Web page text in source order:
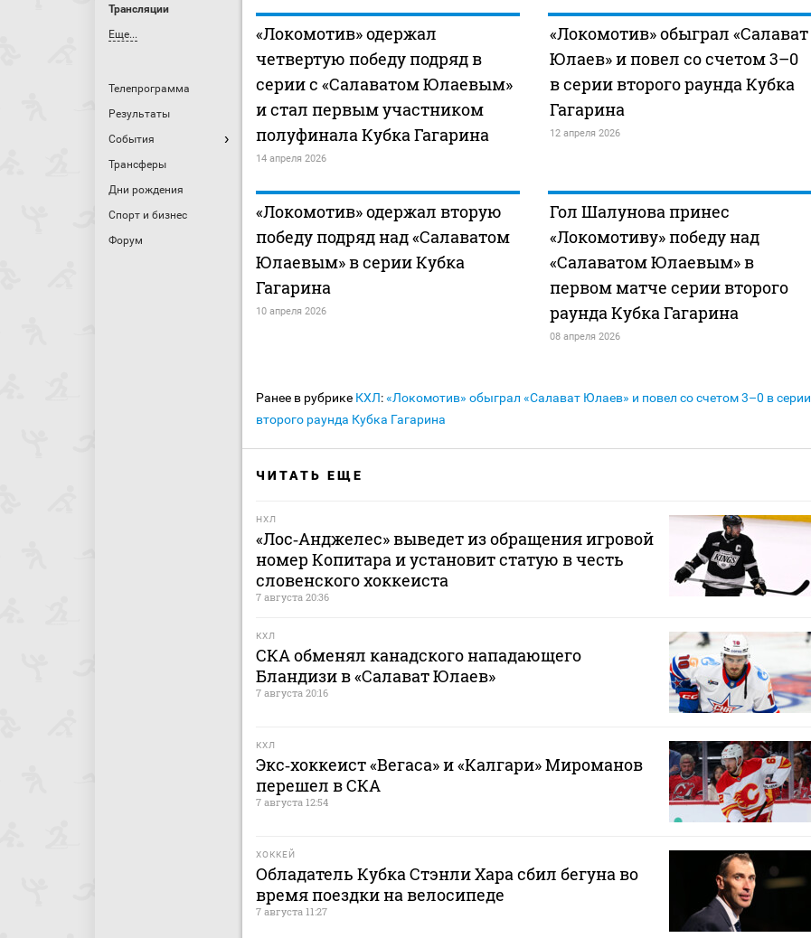
Трансляции
Еще...
Телепрограмма
Результаты
События
Трансферы
Дни рождения
Спорт и бизнес
Форум
«Локомотив» одержал
четвертую победу подряд в
серии с «Салаватом Юлаевым»
и стал первым участником
полуфинала Кубка Гагарина
14 апреля 2026
«Локомотив» обыграл «Салават
Юлаев» и повел со счетом 3–0
в серии второго раунда Кубка
Гагарина
12 апреля 2026
«Локомотив» одержал вторую
победу подряд над «Салаватом
Юлаевым» в серии Кубка
Гагарина
10 апреля 2026
Гол Шалунова принес
«Локомотиву» победу над
«Салаватом Юлаевым» в
первом матче серии второго
раунда Кубка Гагарина
08 апреля 2026
Ранее в рубрике КХЛ:«Локомотив» обыграл «Салават Юлаев» и повел со счетом 3–0 в серии
второго раунда Кубка Гагарина
ЧИТАТЬ ЕЩЕ
НХЛ
«Лос‑Анджелес» выведет из обращения игровой
номер Копитара и установит статую в честь
словенского хоккеиста
7 августа 20:36
КХЛ
СКА обменял канадского нападающего
Бландизи в «Салават Юлаев»
7 августа 20:16
КХЛ
Экс‑хоккеист «Вегаса» и «Калгари» Мироманов
перешел в СКА
7 августа 12:54
ХОККЕЙ
Обладатель Кубка Стэнли Хара сбил бегуна во
время поездки на велосипеде
7 августа 11:27